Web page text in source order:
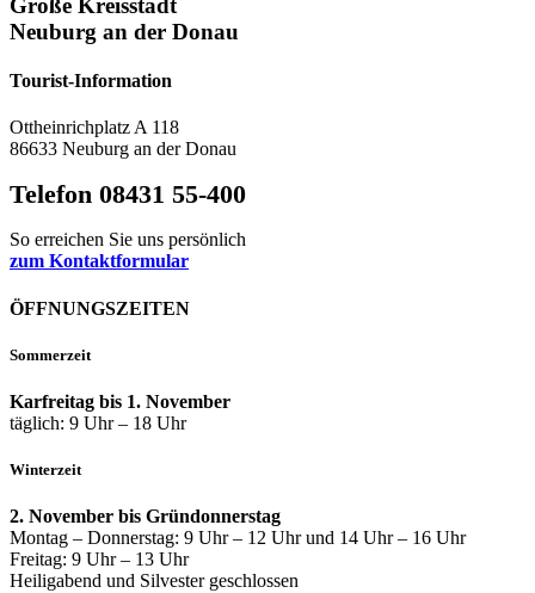
Große Kreisstadt
Neuburg an der Donau
Tourist-Information
Ottheinrichplatz A 118
86633 Neuburg an der Donau
Telefon 08431 55-400
So erreichen Sie uns persönlich
zum Kontaktformular
ÖFFNUNGSZEITEN
Sommerzeit
Karfreitag bis 1. November
täglich: 9 Uhr – 18 Uhr
Winterzeit
2. November bis Gründonnerstag
Montag – Donnerstag: 9 Uhr – 12 Uhr und 14 Uhr – 16 Uhr
Freitag: 9 Uhr – 13 Uhr
Heiligabend und Silvester geschlossen